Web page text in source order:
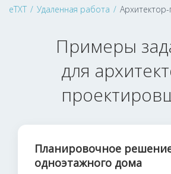
eTXT / Удаленная работа /
Примеры
для
Планировочное
одноэтажного дома